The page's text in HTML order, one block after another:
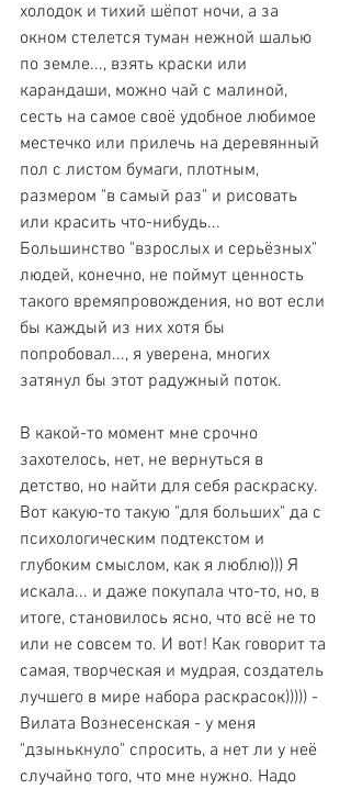
холодок и тихий шёпот ночи, а за
окном стелется туман нежной шалью
по земле..., взять краски или
карандаши, можно чай с малиной,
сесть на самое своё удобное любимое
местечко или прилечь на деревянный
пол с листом бумаги, плотным,
размером "в самый раз" и рисовать
или красить что-нибудь...
Большинство "взрослых и серьёзных"
людей, конечно, не поймут ценность
такого времяпровождения, но вот если
бы каждый из них хотя бы
попробовал..., я уверена, многих
затянул бы этот радужный поток.
В какой-то момент мне срочно
захотелось, нет, не вернуться в
детство, но найти для себя раскраску.
Вот какую-то такую "для больших" да с
психологическим подтекстом и
глубоким смыслом, как я люблю))) Я
искала... и даже покупала что-то, но, в
итоге, становилось ясно, что всё не то
или не совсем то. И вот! Как говорит та
самая, творческая и мудрая, создатель
лучшего в мире набора раскрасок))))) -
Вилата Вознесенская - у меня
"дзынькнуло" спросить, а нет ли у неё
случайно того, что мне нужно. Надо